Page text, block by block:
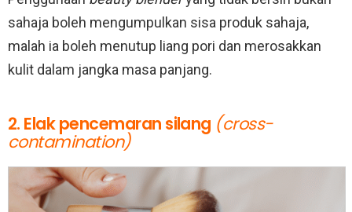
sahaja boleh mengumpulkan sisa produk sahaja,
malah ia boleh menutup liang pori dan merosakkan
kulit dalam jangka masa panjang.
2. Elak pencemaran silang (cross-
contamination)